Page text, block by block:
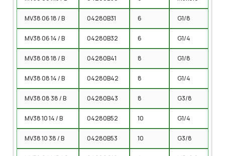
MV38 06 18 / B 04280B31 6 G1/8
MV38 06 14 / B 04280B32 6 G1/4
MV38 08 18 / B 04280B41 8 G1/8
MV38 08 14 / B 04280B42 8 G1/4
MV38 08 38 / B 04280B43 8 G3/8
MV38 10 14 / B 04280B52 10 G1/4
MV38 10 38 / B 04280B53 10 G3/8